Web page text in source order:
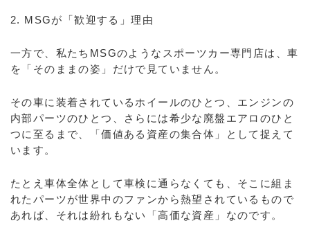
2. MSGが「歓迎する」理由
一方で、私たちMSGのようなスポーツカー専門店は、車
を「そのままの姿」だけで見ていません。
その車に装着されているホイールのひとつ、エンジンの
内部パーツのひとつ、さらには希少な廃盤エアロのひと
つに至るまで、「価値ある資産の集合体」として捉えて
います。
たとえ車体全体として車検に通らなくても、そこに組ま
れたパーツが世界中のファンから熱望されているもので
あれば、それは紛れもない「高価な資産」なのです。